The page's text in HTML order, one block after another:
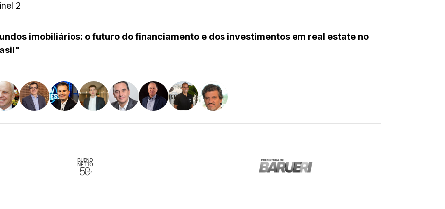
2
imobiliários: o futuro do financiamento e dos investimentos em real estate no